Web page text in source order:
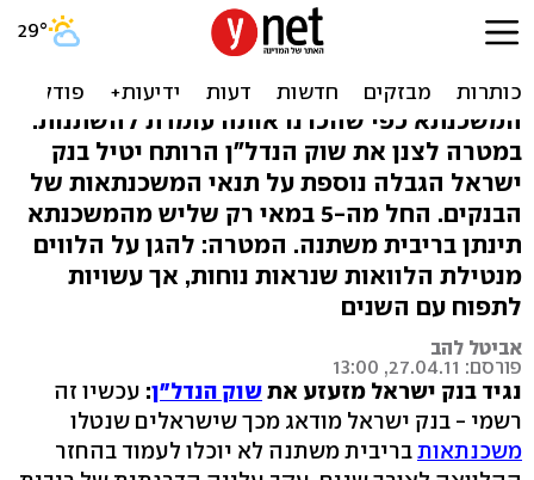
הגבלות על המשכנתא: רק
שליש בריבית משתנה
המשכנתא כפי שהכרנו אותה עומדת להשתנות:
במטרה לצנן את שוק הנדל"ן הרותח יטיל בנק
ישראל הגבלה נוספת על תנאי המשכנתאות של
הבנקים. החל מה-5 במאי רק שליש מהמשכנתא
תינתן בריבית משתנה. המטרה: להגן על הלווים
מנטילת הלוואות שנראות נוחות, אך עשויות
לתפוח עם השנים
אביטל להב
פורסם: 27.04.11, 13:00
נגיד בנק ישראל מזעזע אתשוק הנדל"ן: עכשיו זה
רשמי - בנק ישראל מודאג מכך שישראלים שנטלו
משכנתאותבריבית משתנה לא יוכלו לעמוד בהחזר